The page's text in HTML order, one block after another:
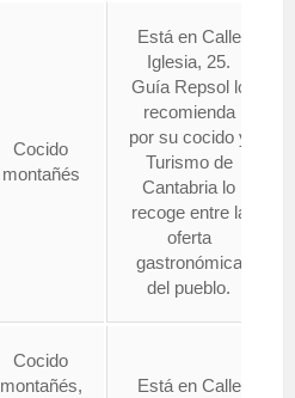
Cocido
montañés
Está en Calle
Iglesia, 25.
Guía Repsol lo
recomienda
por su cocido y
Turismo de
Cantabria lo
recoge entre la
oferta
gastronómica
del pueblo.
Cocido
montañés,
Está en Calle